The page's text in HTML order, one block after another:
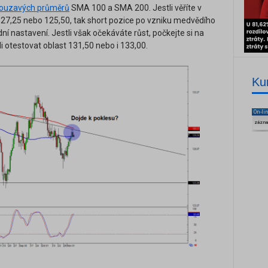
průměrů SMA 100 a SMA 200. Jestli věříte v
nebo 125,50, tak short pozice po vzniku medvědího
nastavení. Jestli však očekáváte růst, počkejte si na
oblast 131,50 nebo i 133,00.
On-